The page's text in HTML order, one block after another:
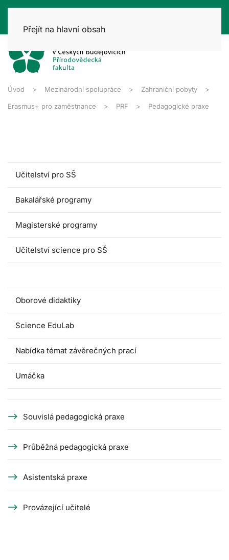
Přejít na hlavní obsah
Úvod Mezinárodní spolupráce Zahraniční pobyty
Erasmus+ pro zaměstnance PRF Pedagogické praxe
Učitelství pro SŠ
Bakalářské programy
Magisterské programy
Učitelství science pro SŠ
Oborové didaktiky
Science EduLab
Nabídka témat závěrečných prací
Umáčka
Souvislá pedagogická praxe
Průběžná pedagogická praxe
Asistentská praxe
Provázející učitelé